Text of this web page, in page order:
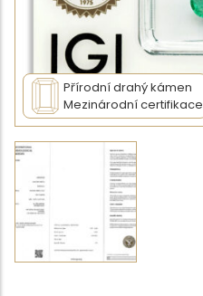
Přírodní drahý kámen
Mezinárodní certifikace